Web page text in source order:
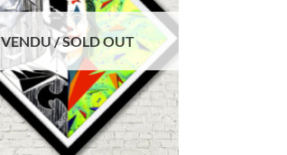
VENDU / SOLD OUT